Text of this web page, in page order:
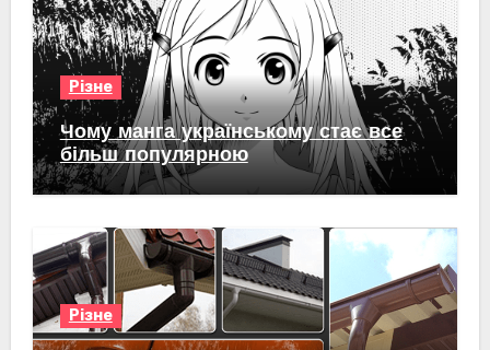
Різне
Чому манга українському стає все
більш популярною
Різне